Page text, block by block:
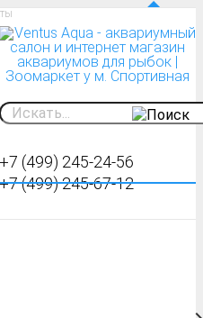
+7 (499) 245-24-56
+7 (499) 245-67-12